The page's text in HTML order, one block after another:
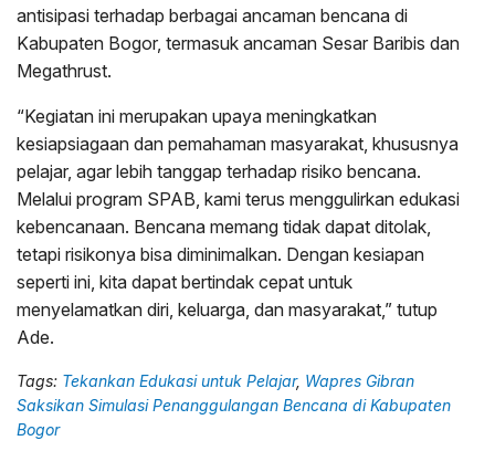
antisipasi terhadap berbagai ancaman bencana di
Kabupaten Bogor, termasuk ancaman Sesar Baribis dan
Megathrust.
“Kegiatan ini merupakan upaya meningkatkan
kesiapsiagaan dan pemahaman masyarakat, khususnya
pelajar, agar lebih tanggap terhadap risiko bencana.
Melalui program SPAB, kami terus menggulirkan edukasi
kebencanaan. Bencana memang tidak dapat ditolak,
tetapi risikonya bisa diminimalkan. Dengan kesiapan
seperti ini, kita dapat bertindak cepat untuk
menyelamatkan diri, keluarga, dan masyarakat,” tutup
Ade.
Tags: Tekankan Edukasi untuk Pelajar, Wapres Gibran
Saksikan Simulasi Penanggulangan Bencana di Kabupaten
Bogor